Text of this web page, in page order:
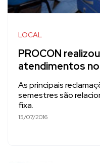
LOCAL
PROCON
atendimentos
As principais
semestres são
fixa.
15/07/2016